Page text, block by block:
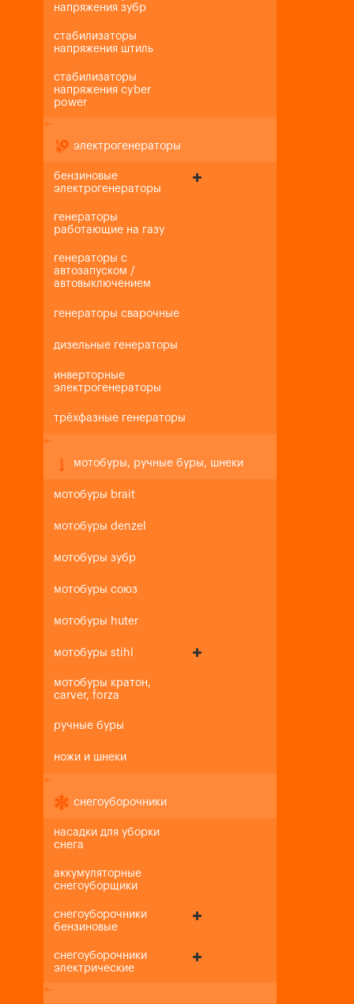
напряжения зубр
стабилизаторы
напряжения штиль
стабилизаторы
напряжения cyber
power
+-
электрогенераторы
бензиновые
электрогенераторы
генераторы
работающие на газу
генераторы с
автозапуском /
автовыключением
генераторы сварочные
дизельные генераторы
инверторные
электрогенераторы
трёхфазные генераторы
+-
мотобуры, ручные буры, шнеки
мотобуры brait
мотобуры denzel
мотобуры зубр
мотобуры союз
мотобуры huter
мотобуры stihl
мотобуры кратон,
carver, forza
ручные буры
ножи и шнеки
+-
снегоуборочники
насадки для уборки
снега
аккумуляторные
снегоуборщики
снегоуборочники
бензиновые
снегоуборочники
электрические
+-